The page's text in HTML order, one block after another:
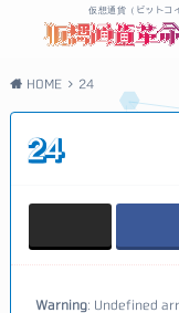
仮想通貨（ビットコ
HOME 24
24
Warning: Undefined